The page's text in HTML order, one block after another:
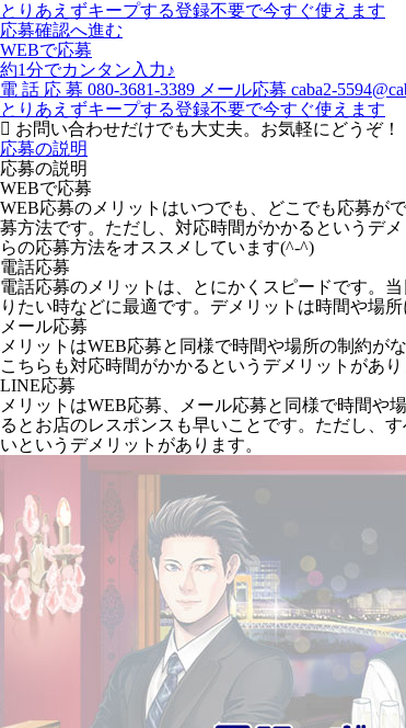
とりあえずキープする登録不要で今すぐ使えます
応募確認へ進む
WEBで応募
約1分でカンタン入力♪
電 話 応 募 080-3681-3389 メール応募 caba2-
とりあえずキープする登録不要で今すぐ使えます
お問い合わせだけでも大丈夫。お気軽にどうぞ！
応募の説明
応募の説明
WEBで応募
WEB応募のメリットはいつでも、どこでも応募が
募方法です。ただし、対応時間がかかるというデ
らの応募方法をオススメしています(^-^)
電話応募
電話応募のメリットは、とにかくスピードです。
りたい時などに最適です。デメリットは時間や場所
メール応募
メリットはWEB応募と同様で時間や場所の制約が
こちらも対応時間がかかるというデメリットがあり
LINE応募
メリットはWEB応募、メール応募と同様で時間や
るとお店のレスポンスも早いことです。ただし、
いというデメリットがあります。